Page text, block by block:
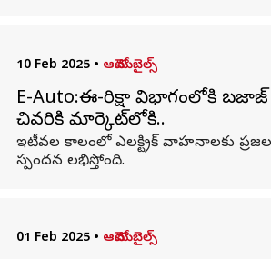
10 Feb 2025 • ఆటోమొబైల్స్
E-Auto:ఈ-రిక్షా విభాగంలోకి
చివరికి మార్కెట్‌లోకి..
ఇటీవల కాలంలో ఎలక్ట్రిక్ వాహనాలకు
స్పందన లభిస్తోంది.
01 Feb 2025 • ఆటోమొబైల్స్